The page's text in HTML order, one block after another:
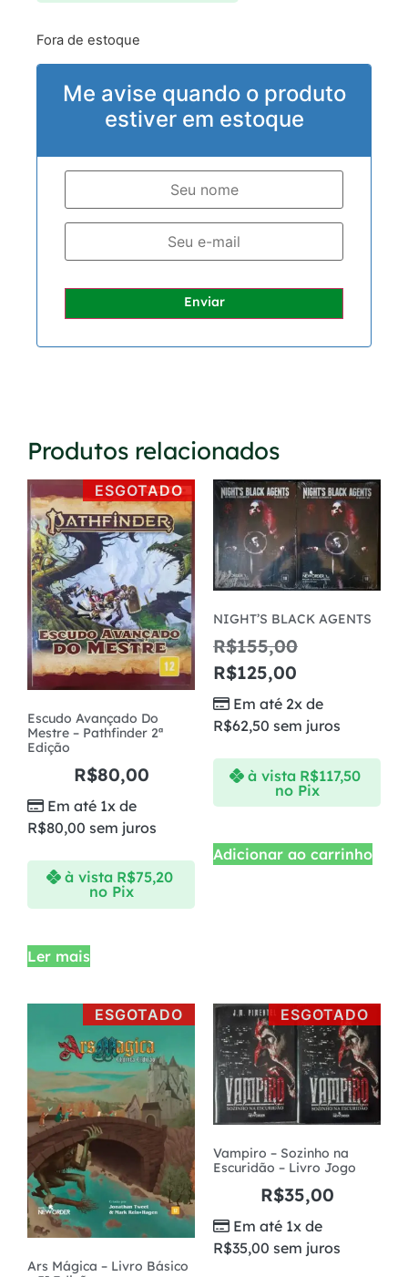
Fora de estoque
Me avise quando o produto
estiver em estoque
Enviar
Produtos relacionados
ESGOTADO
Escudo Avançado Do
Mestre – Pathfinder 2ª
Edição
R$80,00
Em até 1x de
R$80,00 sem juros
à vista R$75,20
no Pix
Ler mais
NIGHT’S BLACK AGENTS
R$155,00
R$125,00
Em até 2x de
R$62,50 sem juros
à vista R$117,50
no Pix
Adicionar ao carrinho
ESGOTADO
Ars Mágica – Livro Básico
ESGOTADO
Vampiro – Sozinho na
Escuridão – Livro Jogo
R$35,00
Em até 1x de
R$35,00 sem juros